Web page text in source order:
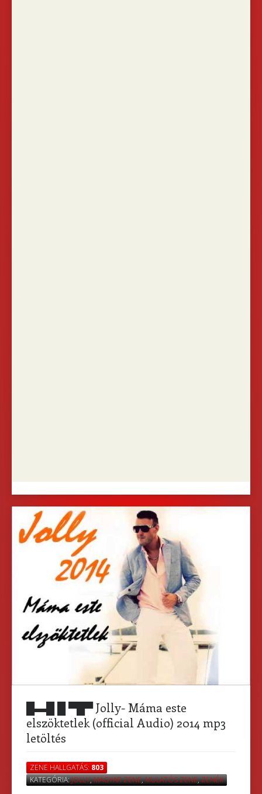
█▬█ █ ▀█▀ Jolly- Máma este
elszöktetlek (official Audio) 2014 mp3
letöltés
ZENE HALLGATÁS:803
KATEGÓRIA:JOLLY,MAGYAR ZENE,MULATÓS ZENE,ZENÉK